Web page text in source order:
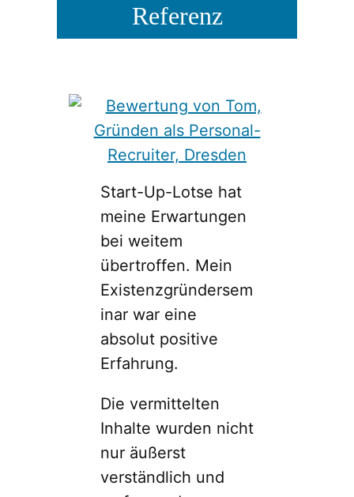
Referenz​
Start-Up-Lotse hat
meine Erwartungen
bei weitem
übertroffen. Mein
Existenzgründersem
inar war eine
absolut positive
Erfahrung.
Die vermittelten
Inhalte wurden nicht
nur äußerst
verständlich und